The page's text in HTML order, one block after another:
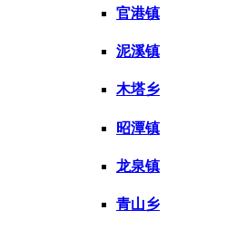
官港镇
泥溪镇
木塔乡
昭潭镇
龙泉镇
青山乡